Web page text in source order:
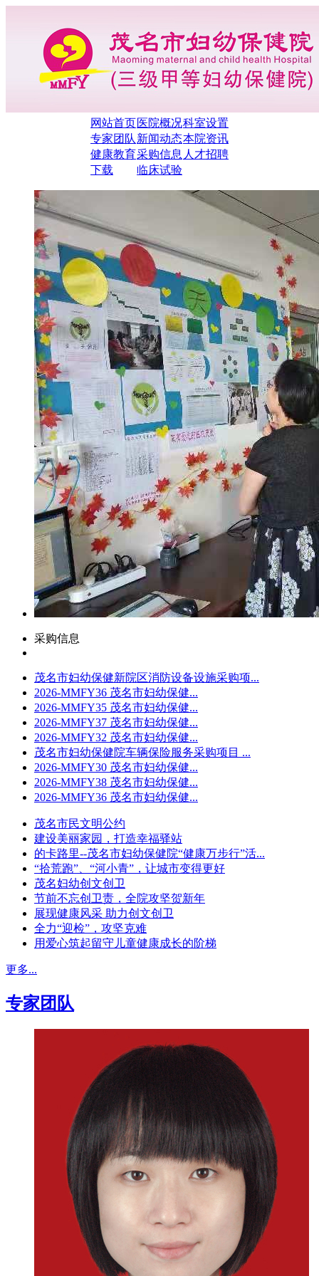
网站首页医院概况科室设置
专家团队 新闻动态本院资讯
健康教育采购信息 人才招聘
下载
临床试验
采购信息
茂名市妇幼保健新院区消防设备设施采购项...
2026-MMFY36 茂名市妇幼保健...
2026-MMFY35 茂名市妇幼保健...
2026-MMFY37 茂名市妇幼保健...
2026-MMFY32 茂名市妇幼保健...
茂名市妇幼保健院车辆保险服务采购项目 ...
2026-MMFY30 茂名市妇幼保健...
2026-MMFY38 茂名市妇幼保健...
2026-MMFY36 茂名市妇幼保健...
茂名市民文明公约
建设美丽家园，打造幸福驿站
的卡路里--茂名市妇幼保健院“健康万步行”活...
“拾荒跑”、“河小青”，让城市变得更好
茂名妇幼创文创卫
节前不忘创卫责，全院攻坚贺新年
展现健康风采 助力创文创卫
全力“迎检”，攻坚克难
用爱心筑起留守儿童健康成长的阶梯
更多...
专家团队